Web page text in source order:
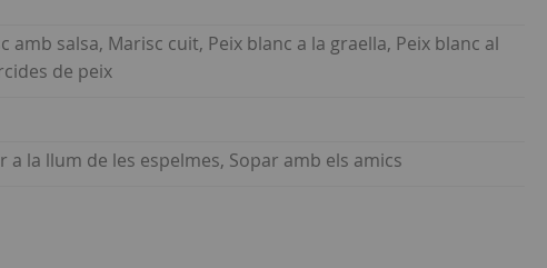
salsa, Marisc cuit, Peix blanc a la graella, Peix blanc al
de peix
la llum de les espelmes, Sopar amb els amics